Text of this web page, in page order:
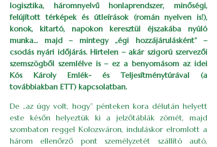
logisztika, háromnyelvű honlaprendszer, minőségi,
felújított térképek és útleírások (román nyelven is!),
konok, kitartó, napokon keresztül éjszakába nyúló
munka... majd – mintegy „égi hozzájárulásként” –
csodás nyári időjárás. Hirtelen – akár szigorú szervezői
szemszögből szemlélve is – ez a benyomásom az idei
Kós Károly Emlék- és Teljesítménytúrával (a
továbbiakban ETT) kapcsolatban.
De „az úgy volt, hogy” pénteken kora délután helyett
este későn helyeztük ki a jelzőtáblák zömét, majd
szombaton reggel Kolozsváron, induláskor elromlott a
három ellenőrző pont személyzetét szállító autó,